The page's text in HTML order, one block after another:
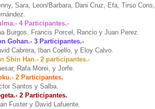
Sara, Leon/Barbara, Dani Cruz, Efa, Tirso
4 Participantes.-
Burgos, Francis Porcel, Rancio y Juan Perez.
Gohan.- 3 Participantes.-
Cabrera, Iban Coello, y Eloy Calvo.
Shin Han.- 2 participantes.-
Rafa Morei, y Jorfe.
2 Participantes.
Santos y Salba.
2 Participantes.
Fuster y David Lafuente.